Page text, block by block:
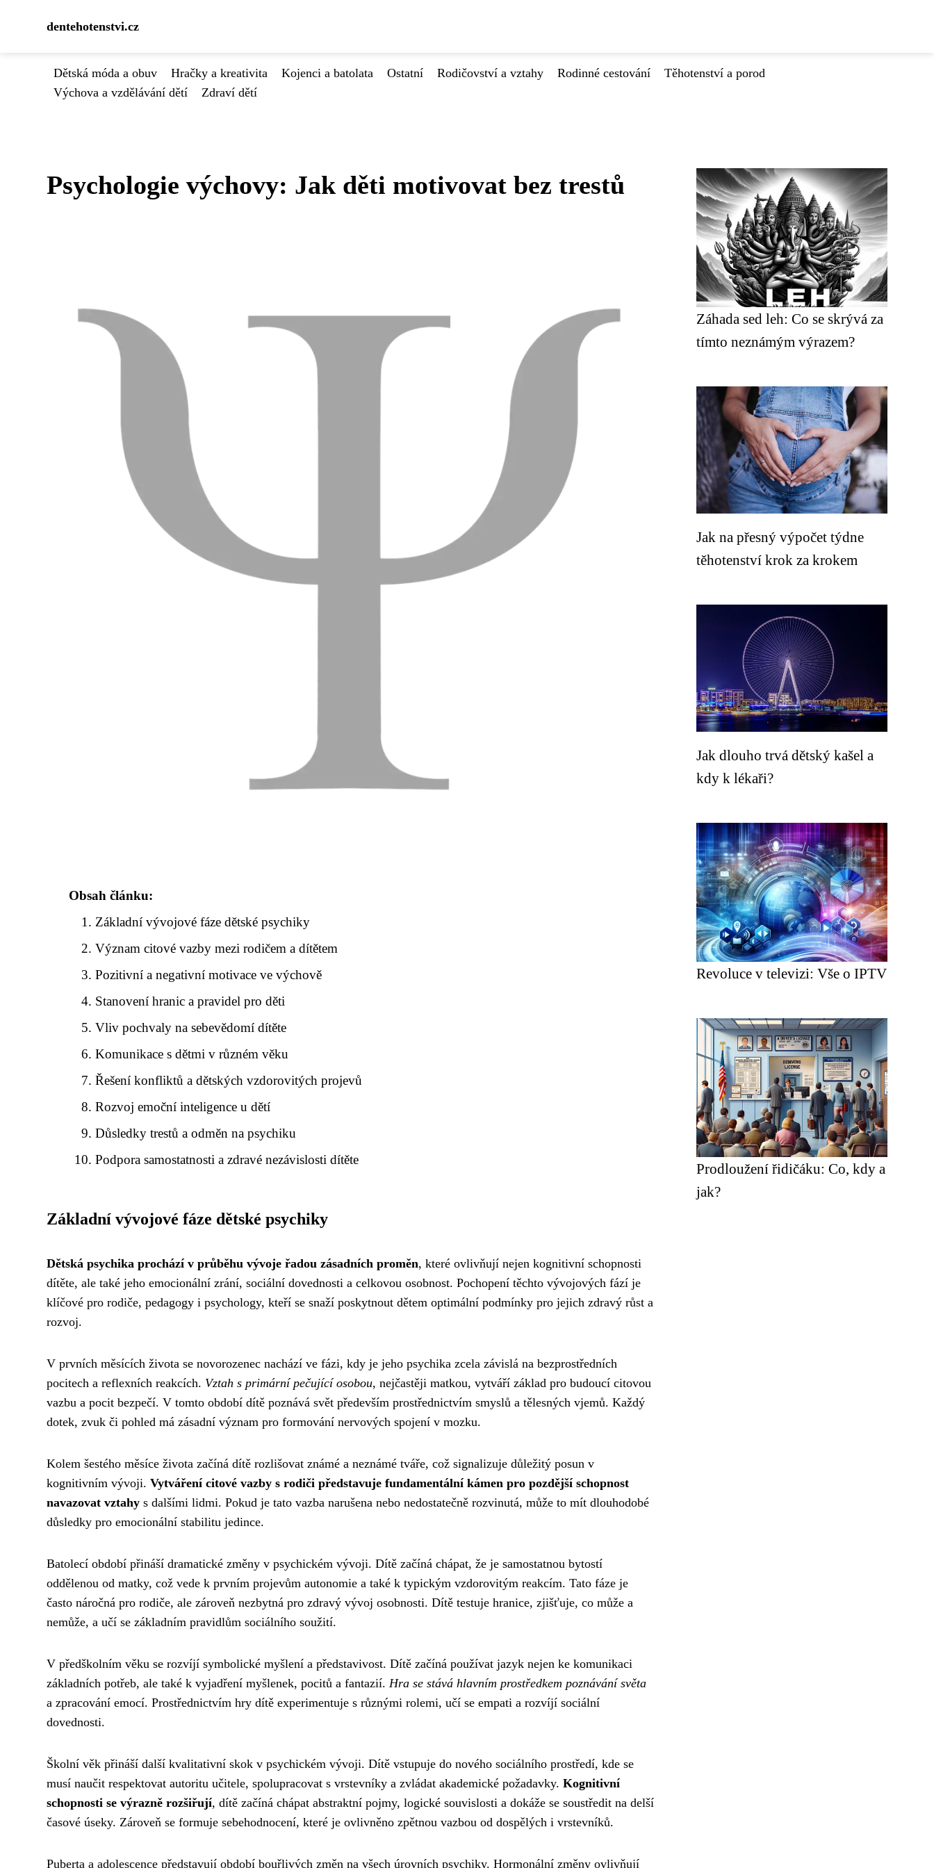
dentehotenstvi.cz
Dětská móda a obuv Hračky a kreativita Kojenci a batolata Ostatní Rodičovství a vztahy Rodinné cestování
Těhotenství a porod
Výchova a vzdělávání dětí
Zdraví dětí
Psychologie výchovy: Jak děti motivovat bez trestů
Obsah článku:
Základní vývojové fáze dětské psychiky
Význam citové vazby mezi rodičem a dítětem
Pozitivní a negativní motivace ve výchově
Stanovení hranic a pravidel pro děti
Vliv pochvaly na sebevědomí dítěte
Komunikace s dětmi v různém věku
Řešení konfliktů a dětských vzdorovitých projevů
Rozvoj emoční inteligence u dětí
Důsledky trestů a odměn na psychiku
Podpora samostatnosti a zdravé nezávislosti dítěte
Základní vývojové fáze dětské psychiky
Dětská psychika prochází v průběhu vývoje řadou zásadních proměn, které ovlivňují nejen kognitivní schopnosti
dítěte, ale také jeho emocionální zrání, sociální dovednosti a celkovou osobnost. Pochopení těchto vývojových fází je
klíčové pro rodiče, pedagogy i psychology, kteří se snaží poskytnout dětem optimální podmínky pro jejich zdravý růst a
rozvoj.
V prvních měsících života se novorozenec nachází ve fázi, kdy je jeho psychika zcela závislá na bezprostředních
pocitech a reflexních reakcích. Vztah s primární pečující osobou, nejčastěji matkou, vytváří základ pro budoucí citovou
vazbu a pocit bezpečí. V tomto období dítě poznává svět především prostřednictvím smyslů a tělesných vjemů. Každý
dotek, zvuk či pohled má zásadní význam pro formování nervových spojení v mozku.
Kolem šestého měsíce života začíná dítě rozlišovat známé a neznámé tváře, což signalizuje důležitý posun v
kognitivním vývoji. Vytváření citové vazby s rodiči představuje fundamentální kámen pro pozdější schopnost
navazovat vztahy s dalšími lidmi. Pokud je tato vazba narušena nebo nedostatečně rozvinutá, může to mít dlouhodobé
důsledky pro emocionální stabilitu jedince.
Batolecí období přináší dramatické změny v psychickém vývoji. Dítě začíná chápat, že je samostatnou bytostí
oddělenou od matky, což vede k prvním projevům autonomie a také k typickým vzdorovitým reakcím. Tato fáze je
často náročná pro rodiče, ale zároveň nezbytná pro zdravý vývoj osobnosti. Dítě testuje hranice, zjišťuje, co může a
nemůže, a učí se základním pravidlům sociálního soužití.
V předškolním věku se rozvíjí symbolické myšlení a představivost. Dítě začíná používat jazyk nejen ke komunikaci
základních potřeb, ale také k vyjadření myšlenek, pocitů a fantazií. Hra se stává hlavním prostředkem poznávání světa
a zpracování emocí. Prostřednictvím hry dítě experimentuje s různými rolemi, učí se empati a rozvíjí sociální
dovednosti.
Školní věk přináší další kvalitativní skok v psychickém vývoji. Dítě vstupuje do nového sociálního prostředí, kde se
musí naučit respektovat autoritu učitele, spolupracovat s vrstevníky a zvládat akademické požadavky. Kognitivní
schopnosti se výrazně rozšiřují, dítě začíná chápat abstraktní pojmy, logické souvislosti a dokáže se soustředit na delší
časové úseky. Zároveň se formuje sebehodnocení, které je ovlivněno zpětnou vazbou od dospělých i vrstevníků.
Puberta a adolescence představují období bouřlivých změn na všech úrovních psychiky. Hormonální změny ovlivňují
Záhada sed leh: Co se skrývá za
tímto neznámým výrazem?
Jak na přesný výpočet týdne
těhotenství krok za krokem
Jak dlouho trvá dětský kašel a
kdy k lékaři?
Revoluce v televizi: Vše o IPTV
Prodloužení řidičáku: Co, kdy a
jak?